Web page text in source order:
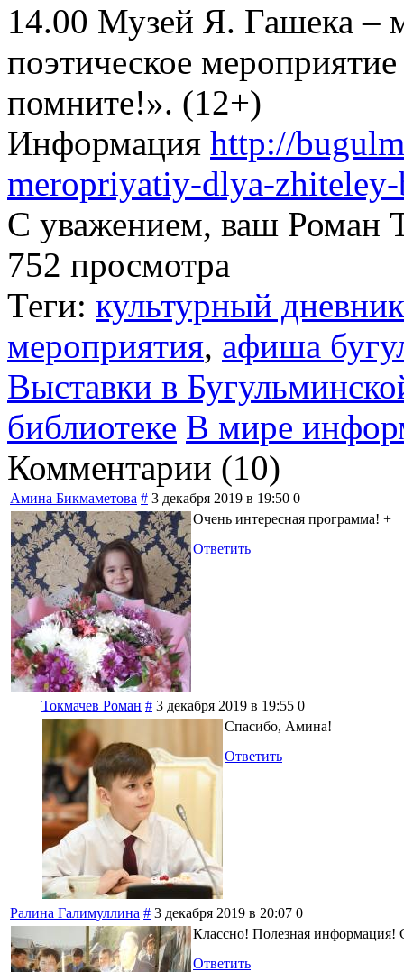
14.00 Музей Я. Гашека –
поэтическое
помните!». (12+)
Информация http://
meropriyatiy-dlya-
С уважением, ваш Роман
752 просмотра
Теги: культурный
мероприятия, афиша
Выставки в
библиотеке В мире
Комментарии (10)
Амина Бикмаметова # 3 декабря 2019 в 19:50 0
Очень интересная программа! +
Ответить
Токмачев Роман # 3 декабря 2019 в 19:55 0
Спасибо, Амина!
Ответить
Ралина Галимуллина # 3 декабря 2019 в 20:07 0
Классно! Полезная информация!
Ответить